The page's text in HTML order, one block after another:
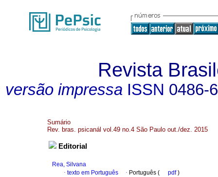
Revista
versão impressa ISSN 0486-
Sumário
Rev. bras. psicanál vol.49 no.4 São Paulo out./dez. 2015
Editorial
Rea, Silvana
· texto em Português · Português ( pdf)